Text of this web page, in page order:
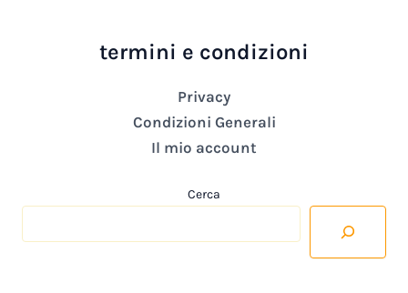
termini e condizioni
Privacy
Condizioni Generali
Il mio account
Cerca